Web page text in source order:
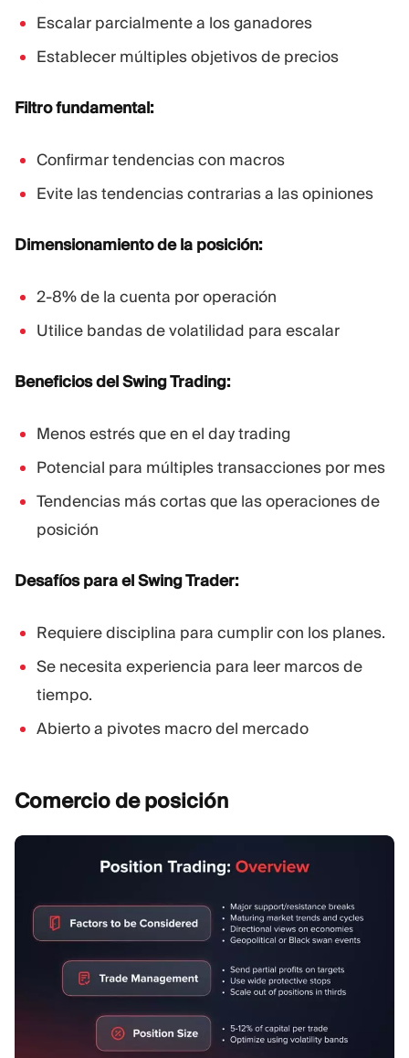
Escalar parcialmente a los ganadores
Establecer múltiples objetivos de precios
Filtro fundamental:
Confirmar tendencias con macros
Evite las tendencias contrarias a las opiniones
Dimensionamiento de la posición:
2-8% de la cuenta por operación
Utilice bandas de volatilidad para escalar
Beneficios del Swing Trading:
Menos estrés que en el day trading
Potencial para múltiples transacciones por mes
Tendencias más cortas que las operaciones de
posición
Desafíos para el Swing Trader:
Requiere disciplina para cumplir con los planes.
Se necesita experiencia para leer marcos de
tiempo.
Abierto a pivotes macro del mercado
Comercio deposición